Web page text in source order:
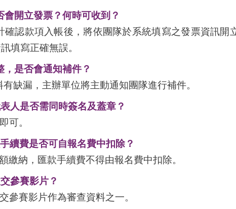
會開立發票？何時可收到？
確認款項入帳後，將依團隊於系統填寫之發票資訊開
填寫正確無誤。
，是否會通知補件？
缺漏，主辦單位將主動通知團隊進行補件。
人是否需同時簽名及蓋章？
可。
續費是否可自報名費中扣除？
繳納，匯款手續費不得由報名費中扣除。
參賽影片？
參賽影片作為審查資料之一。